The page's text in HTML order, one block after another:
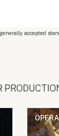
accepted
OPERA